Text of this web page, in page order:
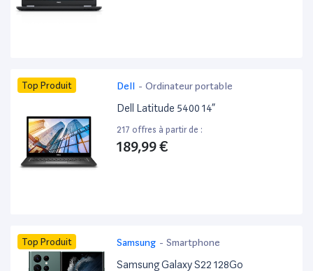
Top Produit Dell - Ordinateur portable
Dell Latitude 5400 14”
217 offres à partir de :
189,99 €
Top Produit Samsung - Smartphone
Samsung Galaxy S22 128Go